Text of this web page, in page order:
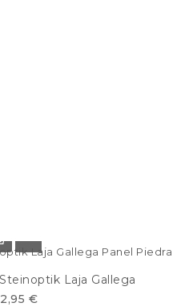
Laja Gallega
€